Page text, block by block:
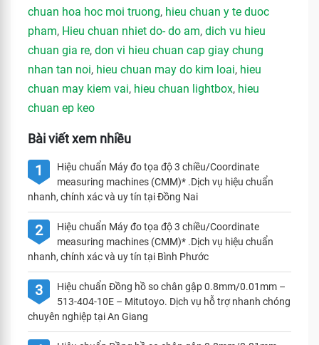
chuan hoa hoc moi truong, hieu chuan y te duoc
pham, Hieu chuan nhiet do- do am, dich vu hieu
chuan gia re, don vi hieu chuan cap giay chung
nhan tan noi, hieu chuan may do kim loai, hieu
chuan may kiem vai, hieu chuan lightbox, hieu
chuan ep keo
Bài viết xem nhiều
1
Hiệu chuẩn Máy đo tọa độ 3 chiều/Coordinate
measuring machines (CMM)* .Dịch vụ hiệu chuẩn
nhanh, chính xác và uy tín tại Đồng Nai
2
Hiệu chuẩn Máy đo tọa độ 3 chiều/Coordinate
measuring machines (CMM)* .Dịch vụ hiệu chuẩn
nhanh, chính xác và uy tín tại Bình Phước
3
Hiệu chuẩn Đồng hồ so chân gập 0.8mm/0.01mm –
513-404-10E – Mitutoyo. Dịch vụ hỗ trợ nhanh chóng
chuyên nghiệp tại An Giang